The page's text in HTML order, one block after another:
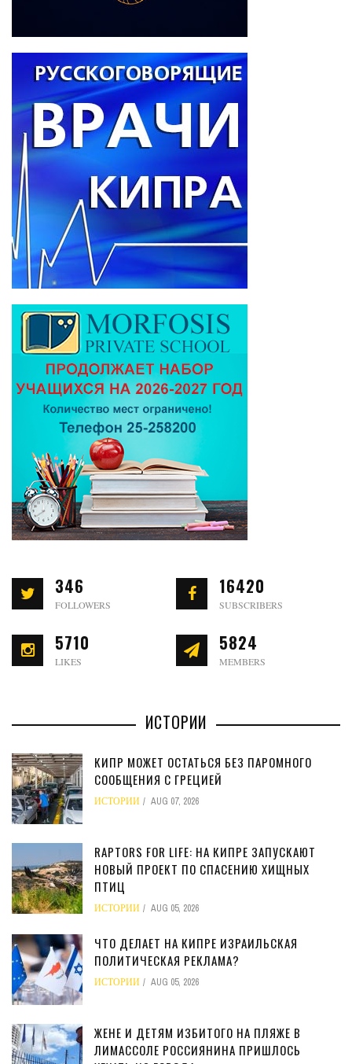
346
FOLLOWERS
16420
SUBSCRIBERS
5710
LIKES
5824
MEMBERS
ИСТОРИИ
КИПР МОЖЕТ ОСТАТЬСЯ БЕЗ ПАРОМНОГО
СООБЩЕНИЯ С ГРЕЦИЕЙ
ИСТОРИИ AUG 07, 2026
RAPTORS FOR LIFE: НА КИПРЕ ЗАПУСКАЮТ
НОВЫЙ ПРОЕКТ ПО СПАСЕНИЮ ХИЩНЫХ
ПТИЦ
ИСТОРИИ AUG 05, 2026
ЧТО ДЕЛАЕТ НА КИПРЕ ИЗРАИЛЬСКАЯ
ПОЛИТИЧЕСКАЯ РЕКЛАМА?
ИСТОРИИ AUG 05, 2026
ЖЕНЕ И ДЕТЯМ ИЗБИТОГО НА ПЛЯЖЕ В
ЛИМАССОЛЕ РОССИЯНИНА ПРИШЛОСЬ